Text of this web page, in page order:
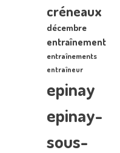
créneaux
décembre
entraînement
entraînements
entraîneur
epinay
epinay-
sous-